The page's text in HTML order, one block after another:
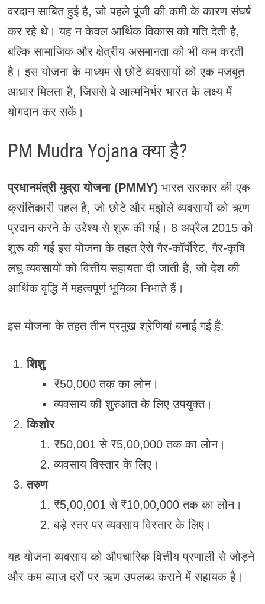
वरदान साबित हुई है, जो पहले पूंजी की कमी के कारण संघर्ष
कर रहे थे। यह न केवल आर्थिक विकास को गति देती है,
बल्कि सामाजिक और क्षेत्रीय असमानता को भी कम करती
है। इस योजना के माध्यम से छोटे व्यवसायों को एक मजबूत
आधार मिलता है, जिससे वे आत्मनिर्भर भारत के लक्ष्य में
योगदान कर सकें।
PM Mudra Yojana क्या है?
प्रधानमंत्री मुद्रा योजना (PMMY) भारत सरकार की एक
क्रांतिकारी पहल है, जो छोटे और मझोले व्यवसायों को ऋण
प्रदान करने के उद्देश्य से शुरू की गई। 8 अप्रैल 2015 को
शुरू की गई इस योजना के तहत ऐसे गैर-कॉर्पोरेट, गैर-कृषि
लघु व्यवसायों को वित्तीय सहायता दी जाती है, जो देश की
आर्थिक वृद्धि में महत्वपूर्ण भूमिका निभाते हैं।
इस योजना के तहत तीन प्रमुख श्रेणियां बनाई गई हैं:
शिशु
₹50,000 तक का लोन।
व्यवसाय की शुरुआत के लिए उपयुक्त।
किशोर
₹50,001 से ₹5,00,000 तक का लोन।
व्यवसाय विस्तार के लिए।
तरुण
₹5,00,001 से ₹10,00,000 तक का लोन।
बड़े स्तर पर व्यवसाय विस्तार के लिए।
यह योजना व्यवसाय को औपचारिक वित्तीय प्रणाली से जोड़ने
और कम ब्याज दरों पर ऋण उपलब्ध कराने में सहायक है।